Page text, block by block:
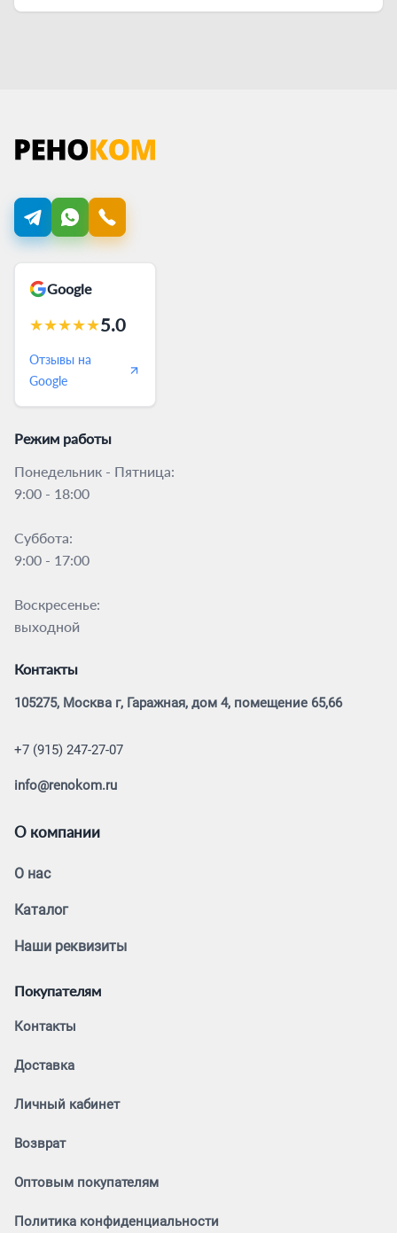
Google
★★★★★5.0
Отзывы на
Google
Режим работы
Понедельник - Пятница:
9:00 - 18:00
Суббота:
9:00 - 17:00
Воскресенье:
выходной
Контакты
105275, Москва г, Гаражная, дом 4, помещение 65,66
+7 (915) 247-27-07
info@renokom.ru
О компании
О нас
Каталог
Наши реквизиты
Покупателям
Контакты
Доставка
Личный кабинет
Возврат
Оптовым покупателям
Политика конфиденциальности